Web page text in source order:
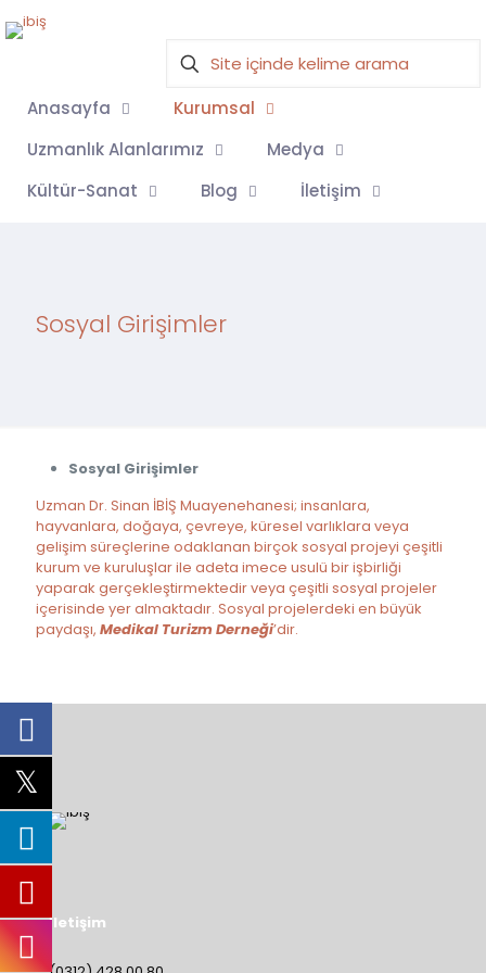
Anasayfa
Kurumsal
Uzmanlık Alanlarımız
Medya
Kültür-Sanat
Blog İletişim
Sosyal Girişimler
Sosyal Girişimler
Uzman Dr. Sinan İBİŞ Muayenehanesi; insanlara,
hayvanlara, doğaya, çevreye, küresel varlıklara veya
gelişim süreçlerine odaklanan birçok sosyal projeyi çeşitli
kurum ve kuruluşlar ile adeta imece usulü bir işbirliği
yaparak gerçekleştirmektedir veya çeşitli sosyal projeler
içerisinde yer almaktadır. Sosyal projelerdeki en büyük
paydaşı, Medikal Turizm Derneği’dir.
İletişim